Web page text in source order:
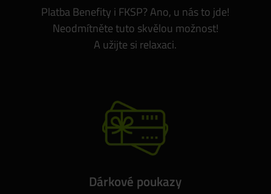
Platba Benefity i FKSP? Ano, u nás to jde!
Neodmítněte tuto skvělou možnost!
A užijte si relaxaci.
Dárkové poukazy